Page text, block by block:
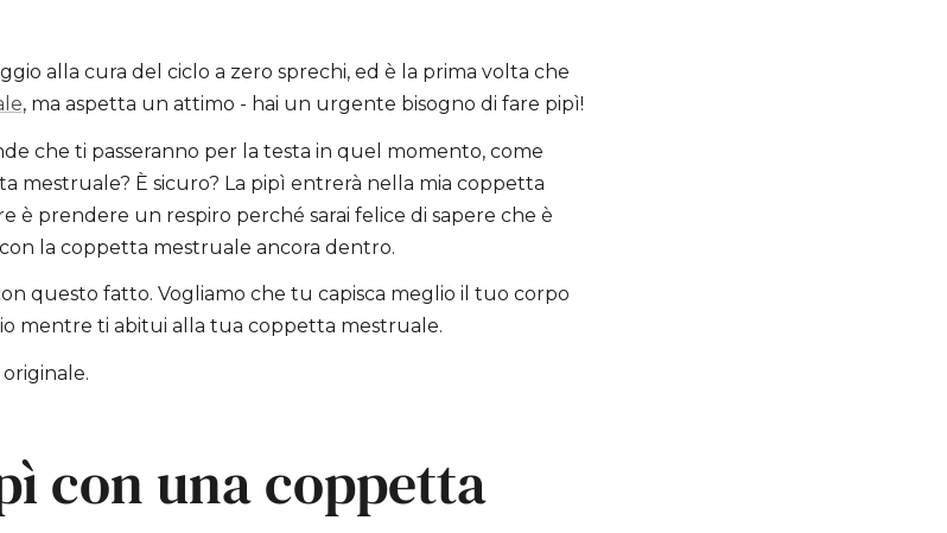
alla cura del ciclo a zero sprechi, ed è la prima volta che
, ma aspetta un attimo - hai un urgente bisogno di fare pipì!
che ti passeranno per la testa in quel momento, come
mestruale? È sicuro? La pipì entrerà nella mia coppetta
è prendere un respiro perché sarai felice di sapere che è
la coppetta mestruale ancora dentro.
questo fatto. Vogliamo che tu capisca meglio il tuo corpo
mentre ti abitui alla tua coppetta mestruale.
con una coppetta